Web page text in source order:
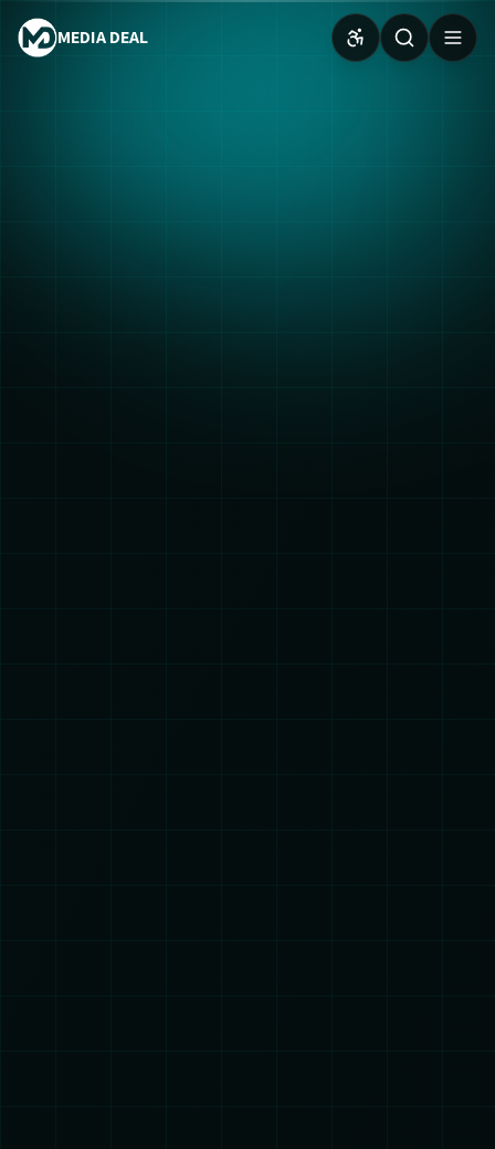
MEDIA DEAL